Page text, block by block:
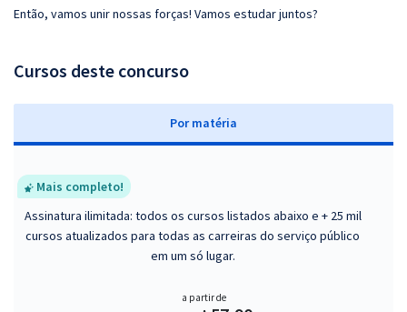
Então, vamos unir nossas forças! Vamos estudar juntos?
Cursos deste concurso
Por matéria
Mais completo!
Assinatura ilimitada: todos os cursos listados abaixo e + 25 mil
cursos atualizados para todas as carreiras do serviço público
em um só lugar.
a partir de